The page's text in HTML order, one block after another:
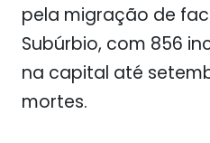
pela migração de
Subúrbio, com 856
na capital até
mortes.